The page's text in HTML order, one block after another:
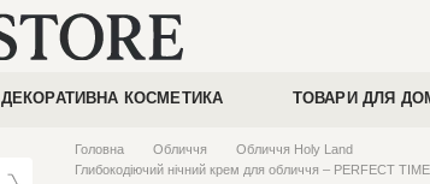
ДЕКОРАТИВНА КОСМЕТИКА ТОВАРИ ДЛЯ
Головна Обличчя
Обличчя Holy Land
Глибокодіючий нічний крем для обличчя – PERFECT